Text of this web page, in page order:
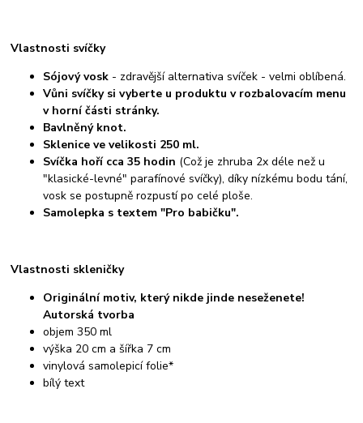
Vlastnosti svíčky
Sójový vosk - zdravější alternativa svíček - velmi oblíbená.
Vůni svíčky si vyberte u produktu v rozbalovacím menu
v horní části stránky.
Bavlněný knot.
Sklenice ve velikosti 250 ml.
Svíčka hoří cca 35 hodin (Což je zhruba 2x déle než u
"klasické-levné" parafínové svíčky), díky nízkému bodu tání,
vosk se postupně rozpustí po celé ploše.
Samolepka s textem "Pro babičku".
Vlastnosti skleničky
Originální motiv, který nikde jinde neseženete!
Autorská tvorba
objem 350 ml
výška 20 cm a šířka 7 cm
vinylová samolepicí folie*
bílý text